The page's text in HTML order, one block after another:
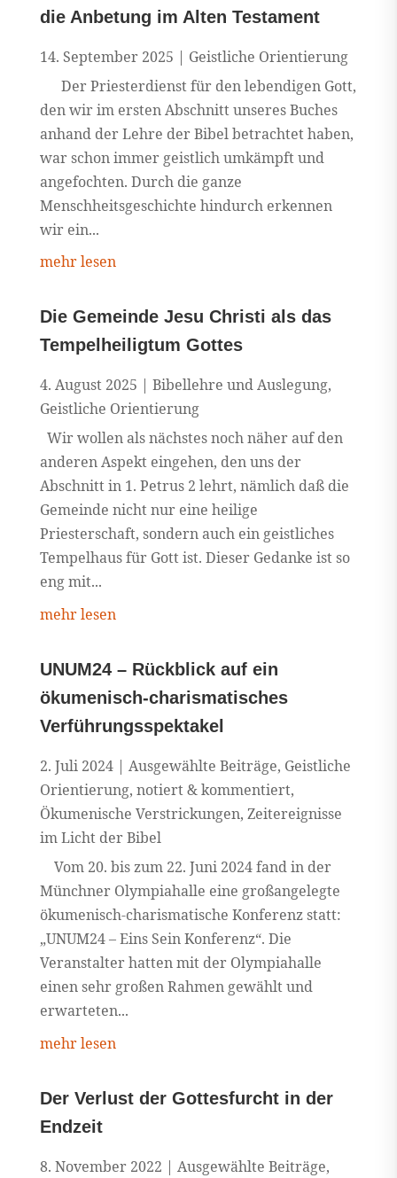
die Anbetung im Alten Testament
14. September 2025 | Geistliche Orientierung
Der Priesterdienst für den lebendigen Gott,
den wir im ersten Abschnitt unseres Buches
anhand der Lehre der Bibel betrachtet haben,
war schon immer geistlich umkämpft und
angefochten. Durch die ganze
Menschheitsgeschichte hindurch erkennen
wir ein...
mehr lesen
Die Gemeinde Jesu Christi als das
Tempelheiligtum Gottes
4. August 2025 | Bibellehre und Auslegung,
Geistliche Orientierung
Wir wollen als nächstes noch näher auf den
anderen Aspekt eingehen, den uns der
Abschnitt in 1. Petrus 2 lehrt, nämlich daß die
Gemeinde nicht nur eine heilige
Priesterschaft, sondern auch ein geistliches
Tempelhaus für Gott ist. Dieser Gedanke ist so
eng mit...
mehr lesen
UNUM24 – Rückblick auf ein
ökumenisch-charismatisches
Verführungsspektakel
2. Juli 2024| Ausgewählte Beiträge, Geistliche
Orientierung, notiert & kommentiert,
Ökumenische Verstrickungen, Zeitereignisse
im Licht der Bibel
Vom 20. bis zum 22. Juni 2024 fand in der
Münchner Olympiahalle eine großangelegte
ökumenisch-charismatische Konferenz statt:
„UNUM24 – Eins Sein Konferenz“. Die
Veranstalter hatten mit der Olympiahalle
einen sehr großen Rahmen gewählt und
erwarteten...
mehr lesen
Der Verlust der Gottesfurcht in der
Endzeit
8. November 2022 | Ausgewählte Beiträge,